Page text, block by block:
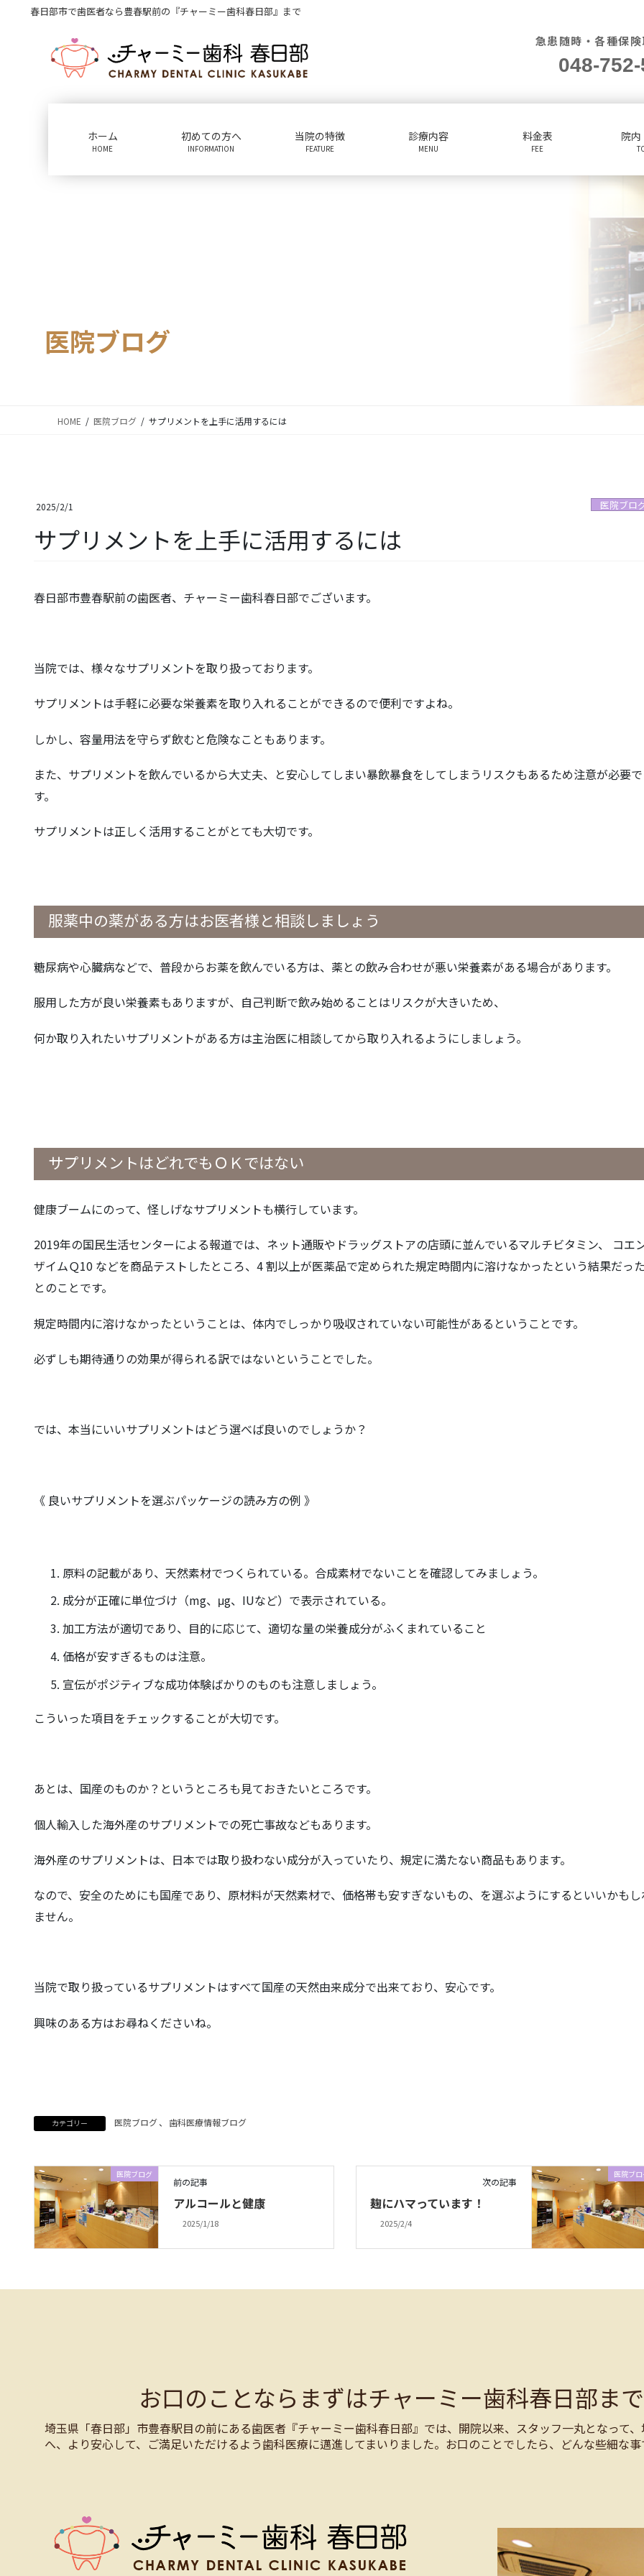
春日部市で歯医者なら豊春駅前の『チャーミー歯科春日部』まで
急患随時・各種保
048-
ホーム
HOME
初めての方へ
INFORMATION
当院の特徴
FEATURE
診療内容
MENU
料金表
FEE
院
医院ブログ
HOME 医院ブログ サプリメントを上手に活用するには
2025/2/1 医院ブロ
サプリメントを上手に活用するには
春日部市豊春駅前の歯医者、チャーミー歯科春日部でございます。
当院では、様々なサプリメントを取り扱っております。
サプリメントは手軽に必要な栄養素を取り入れることができるので便利ですよね。
しかし、容量用法を守らず飲むと危険なこともあります。
また、サプリメントを飲んでいるから大丈夫、と安心してしまい暴飲暴食をしてしまうリスクもあるため注意が必要で
す。
サプリメントは正しく活用することがとても大切です。
服薬中の薬がある方はお医者様と相談しましょう
糖尿病や心臓病などで、普段からお薬を飲んでいる方は、薬との飲み合わせが悪い栄養素がある場合があります。
服用した方が良い栄養素もありますが、自己判断で飲み始めることはリスクが大きいため、
何か取り入れたいサプリメントがある方は主治医に相談してから取り入れるようにしましょう。
サプリメントはどれでもＯＫではない
健康ブームにのって、怪しげなサプリメントも横行しています。
2019年の国民生活センターによる報道では、ネット通販やドラッグストアの店頭に並んでいるマルチビタミン、 コエ
ザイムＱ10 などを商品テストしたところ、4 割以上が医薬品で定められた規定時間内に溶けなかったという結果だっ
とのことです。
規定時間内に溶けなかったということは、体内でしっかり吸収されていない可能性があるということです。
必ずしも期待通りの効果が得られる訳ではないということでした。
では、本当にいいサプリメントはどう選べば良いのでしょうか？
《 良いサプリメントを選ぶパッケージの読み方の例 》
原料の記載があり、天然素材でつくられている。合成素材でないことを確認してみましょう。
成分が正確に単位づけ（mg、μg、IUなど）で表示されている。
加工方法が適切であり、目的に応じて、適切な量の栄養成分がふくまれていること
価格が安すぎるものは注意。
宣伝がポジティブな成功体験ばかりのものも注意しましょう。
こういった項目をチェックすることが大切です。
あとは、国産のものか？というところも見ておきたいところです。
個人輸入した海外産のサプリメントでの死亡事故などもあります。
海外産のサプリメントは、日本では取り扱わない成分が入っていたり、規定に満たない商品もあります。
なので、安全のためにも国産であり、原材料が天然素材で、価格帯も安すぎないもの、を選ぶようにするといいかも
ません。
当院で取り扱っているサプリメントはすべて国産の天然由来成分で出来ており、安心です。
興味のある方はお尋ねくださいね。
カテゴリー 医院ブログ、 歯科医療情報ブログ
医院ブログ
前の記事
アルコールと健康
2025/1/18
医院ブ
次の記事
麹にハマっています！
2025/2/4
お口のことならまずはチャーミー歯科春日部ま
埼玉県「春日部」市豊春駅目の前にある歯医者『チャーミー歯科春日部』では、開院以来、スタッフ一丸となって
へ、より安心して、ご満足いただけるよう歯科医療に邁進してまいりました。お口のことでしたら、どんな些細な